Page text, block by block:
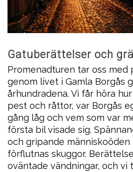
Gatuberättelser och
Promenadturen tar oss med
genom livet i Gamla Borgås
århundradena. Vi får höra
pest och råttor, var Borgås
gång låg och vem som var
första bil visade sig.
och gripande
förflutnas skuggor.
oväntade vändningar, och vi